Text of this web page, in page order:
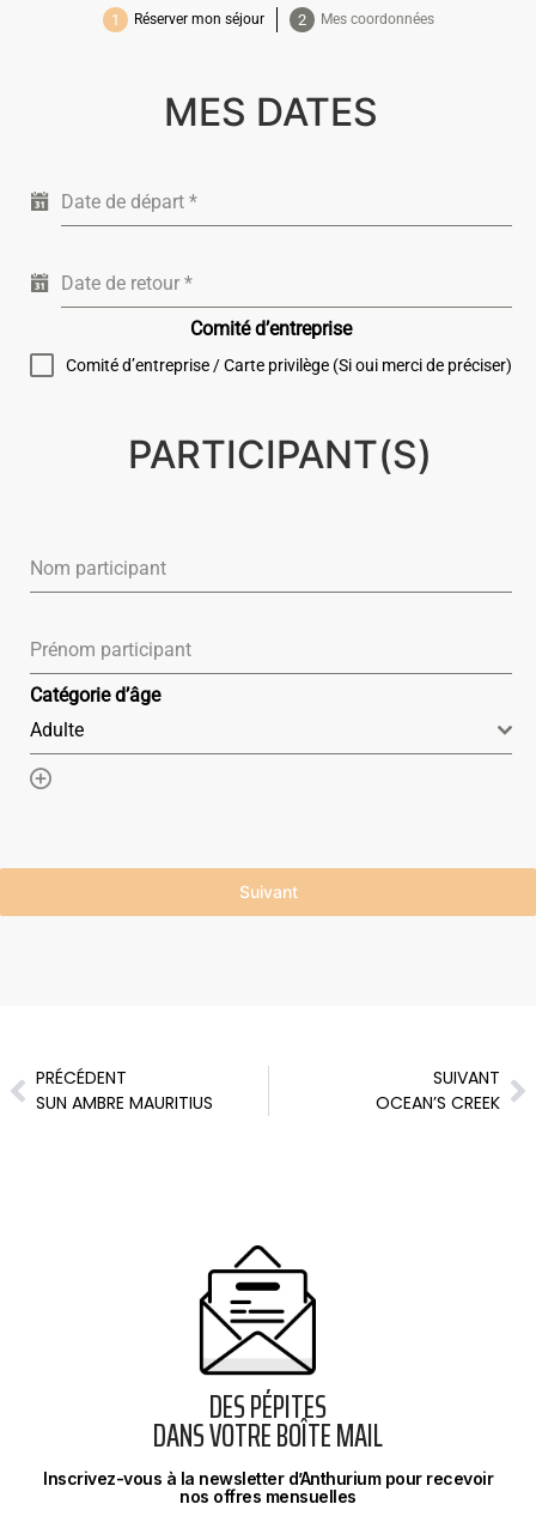
Réserver mon séjour Mes coordonnées
MES DATES
Date de départ *
Date de retour *
Comité d’entreprise
Comité d’entreprise / Carte privilège (Si oui merci de préciser)
PARTICIPANT(S)
Nom participant
Prénom participant
Catégorie d’âge
Adulte
Ajouter un élément
Suivant
PRÉCÉDENT
SUN AMBRE MAURITIUS
SUIVANT
OCEAN’S CREEK
DES PÉPITES
DANS VOTRE BOÎTE MAIL
Inscrivez-vous à la newsletter d’Anthurium pour recevoir
nos offres mensuelles